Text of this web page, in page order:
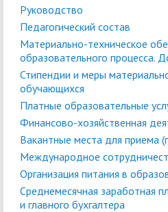
Руководство
Педагогический состав
Материально-техническое
образовательного процесса.
Стипендии и меры
обучающихся
Платные образовательные
Финансово-хозяйственная
Вакантные места для приема
Международное
Организация питания в
Среднемесячная заработная
и главного бухгалтера